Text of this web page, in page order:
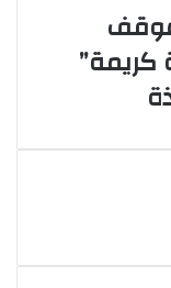
كريمة”